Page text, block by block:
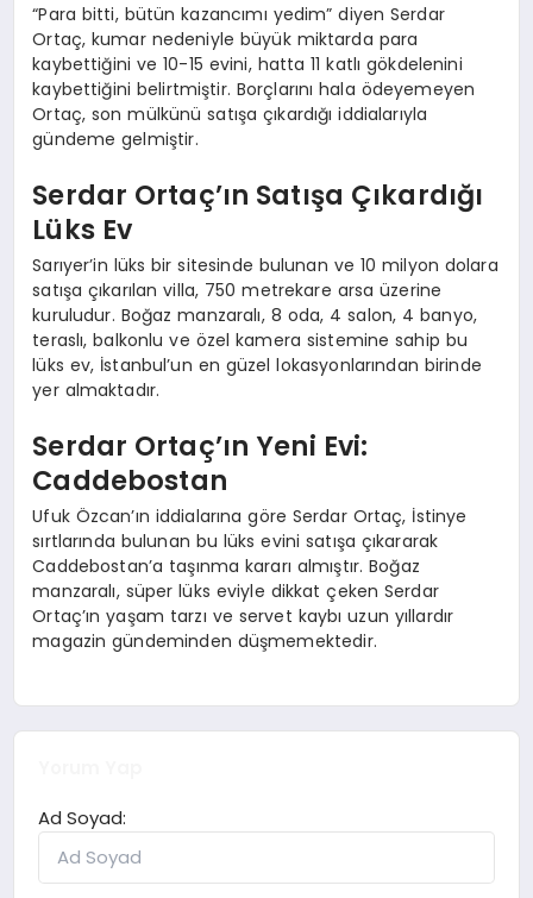
“Para bitti, bütün kazancımı yedim” diyen Serdar
Ortaç, kumar nedeniyle büyük miktarda para
kaybettiğini ve 10-15 evini, hatta 11 katlı gökdelenini
kaybettiğini belirtmiştir. Borçlarını hala ödeyemeyen
Ortaç, son mülkünü satışa çıkardığı iddialarıyla
gündeme gelmiştir.
Serdar Ortaç’ın Satışa Çıkardığı
Lüks Ev
Sarıyer’in lüks bir sitesinde bulunan ve 10 milyon dolara
satışa çıkarılan villa, 750 metrekare arsa üzerine
kuruludur. Boğaz manzaralı, 8 oda, 4 salon, 4 banyo,
teraslı, balkonlu ve özel kamera sistemine sahip bu
lüks ev, İstanbul’un en güzel lokasyonlarından birinde
yer almaktadır.
Serdar Ortaç’ın Yeni Evi:
Caddebostan
Ufuk Özcan’ın iddialarına göre Serdar Ortaç, İstinye
sırtlarında bulunan bu lüks evini satışa çıkararak
Caddebostan’a taşınma kararı almıştır. Boğaz
manzaralı, süper lüks eviyle dikkat çeken Serdar
Ortaç’ın yaşam tarzı ve servet kaybı uzun yıllardır
magazin gündeminden düşmemektedir.
Ad Soyad: